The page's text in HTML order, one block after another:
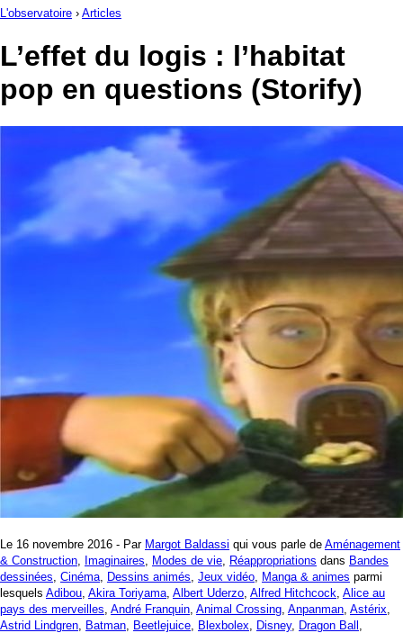
L'observatoire › Articles
L’effet du logis : l’habitat
pop en questions (Storify)
Le 16 novembre 2016 - Par Margot Baldassi qui vous parle de Aménagement
& Construction Imaginaires Modes de vie Réappropriations dans Bandes
dessinées Cinéma Dessins animés Jeux vidéo Manga & animes parmi
lesquels Adibou Akira Toriyama Albert Uderzo Alfred Hitchcock Alice au
pays des merveilles André Franquin Animal Crossing Anpanman Astérix
Astrid Lindgren Batman Beetlejuice Blexbolex Disney, Dragon Ball